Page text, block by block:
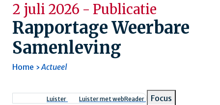
2 juli 2026 - Publicatie
Rapportage Weerbare
Samenleving
Kruimelpad
Home Actueel
Luister Luister met webReader Focus